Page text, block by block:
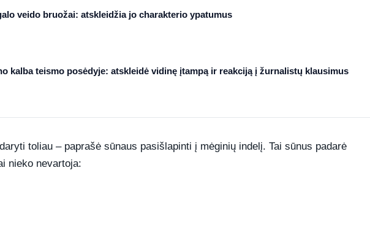
veido bruožai: atskleidžia jo charakterio ypatumus
kalba teismo posėdyje: atskleidė vidinę įtampą ir reakciją į žurnalistų klausimus
toliau – paprašė sūnaus pasišlapinti į mėginių indelį. Tai sūnus padarė
nieko nevartoja: